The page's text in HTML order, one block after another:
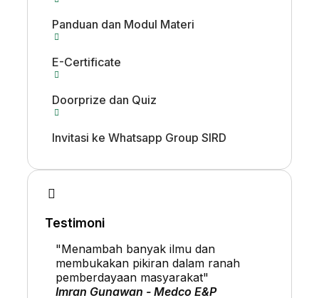
Panduan dan Modul Materi
E-Certificate
Doorprize dan Quiz
Invitasi ke Whatsapp Group SIRD
Testimoni
"Menambah banyak ilmu dan
membukakan pikiran dalam ranah
pemberdayaan masyarakat"
Imran Gunawan - Medco E&P